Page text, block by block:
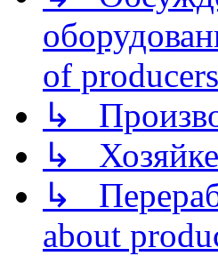
of
↳
↳ Хозяйке
↳
about